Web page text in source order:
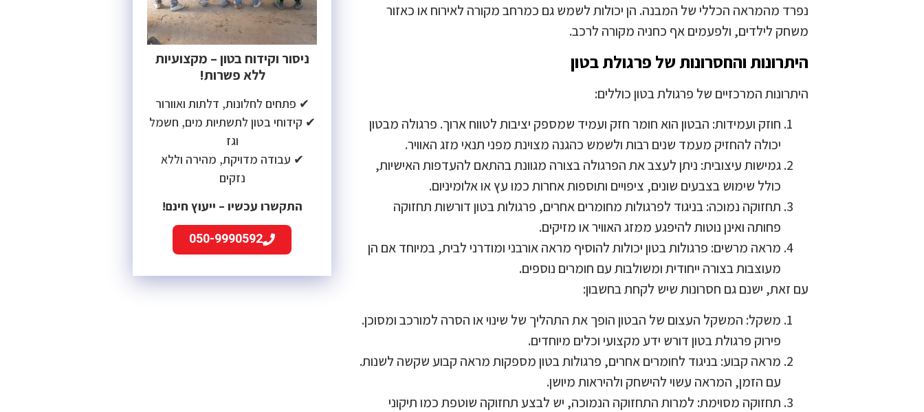
נפרד מהמראה הכללי של המבנה. הן יכולות לשמש גם כמרחב מקורה לאירוח או כאזור
משחק לילדים, ולפעמים אף כחניה מקורה לרכב.
היתרונות והחסרונות של פרגולת בטון
היתרונות המרכזיים של פרגולת בטון כוללים:
חוזק ועמידות: הבטון הוא חומר חזק ועמיד שמספק יציבות לטווח ארוך. פרגולה מבטון
יכולה להחזיק מעמד שנים רבות ולשמש כהגנה מצוינת מפני תנאי מזג האוויר.
גמישות עיצובית: ניתן לעצב את הפרגולה בצורה מגוונת בהתאם להעדפות האישיות,
כולל שימוש בצבעים שונים, ציפויים ותוספות אחרות כמו עץ או אלומיניום.
תחזוקה נמוכה: בניגוד לפרגולות מחומרים אחרים, פרגולות בטון דורשות תחזוקה
פחותה ואינן נוטות להיפגע ממזג האוויר או מזיקים.
מראה מרשים: פרגולות בטון יכולות להוסיף מראה אורבני ומודרני לבית, במיוחד אם הן
מעוצבות בצורה ייחודית ומשולבות עם חומרים נוספים.
עם זאת, ישנם גם חסרונות שיש לקחת בחשבון:
משקל: המשקל העצום של הבטון הופך את התהליך של שינוי או הסרה למורכב ומסוכן.
פירוק פרגולת בטון דורש ידע מקצועי וכלים מיוחדים.
מראה קבוע: בניגוד לחומרים אחרים, פרגולות בטון מספקות מראה קבוע שקשה לשנות.
עם הזמן, המראה עשוי להישחק ולהיראות מיושן.
תחזוקה מסוימת: למרות התחזוקה הנמוכה, יש לבצע תחזוקה שוטפת כמו תיקוני
ניסור וקידוח בטון – מקצועיות
ללא פשרות!
✔ פתחים לחלונות, דלתות ואוורור
✔ קידוחי בטון לתשתיות מים, חשמל
וגז
✔ עבודה מדויקת, מהירה וללא
נזקים
התקשרו עכשיו – ייעוץ חינם!
050-9990592